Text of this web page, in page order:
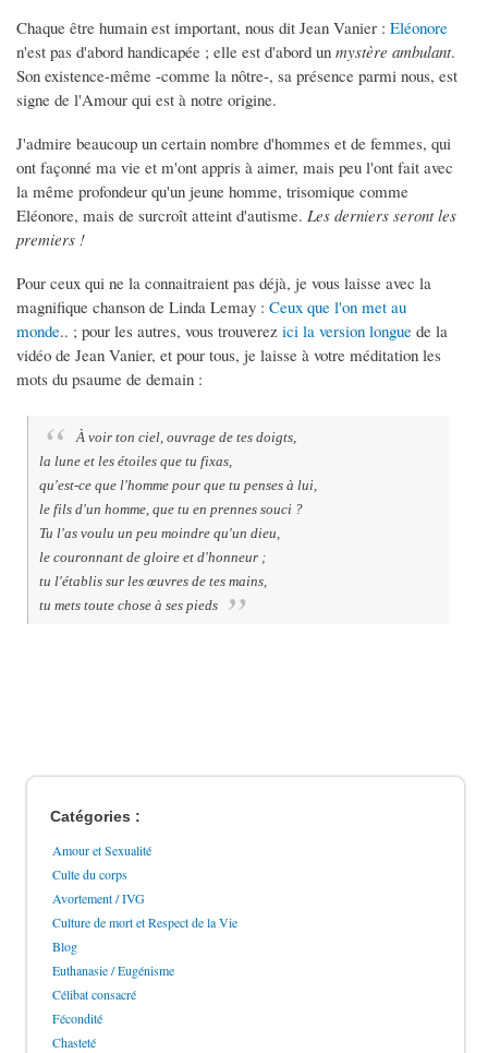
Chaque être humain est important, nous dit Jean Vanier : Eléonore
n'est pas d'abord handicapée ; elle est d'abord un mystère ambulant.
Son existence-même -comme la nôtre-, sa présence parmi nous, est
signe de l'Amour qui est à notre origine.
J'admire beaucoup un certain nombre d'hommes et de femmes, qui
ont façonné ma vie et m'ont appris à aimer, mais peu l'ont fait avec
la même profondeur qu'un jeune homme, trisomique comme
Eléonore, mais de surcroît atteint d'autisme. Les derniers seront les
premiers !
Pour ceux qui ne la connaitraient pas déjà, je vous laisse avec la
magnifique chanson de Linda Lemay : Ceux que l'on met au
monde.. ; pour les autres, vous trouverez ici la version longue de la
vidéo de Jean Vanier, et pour tous, je laisse à votre méditation les
mots du psaume de demain :
À voir ton ciel, ouvrage de tes doigts,
la lune et les étoiles que tu fixas,
qu'est-ce que l'homme pour que tu penses à lui,
le fils d'un homme, que tu en prennes souci ?
Tu l'as voulu un peu moindre qu'un dieu,
le couronnant de gloire et d'honneur ;
tu l'établis sur les œuvres de tes mains,
tu mets toute chose à ses pieds
Catégories :
Amour et Sexualité
Culte du corps
Avortement / IVG
Culture de mort et Respect de la Vie
Blog
Euthanasie / Eugénisme
Célibat consacré
Fécondité
Chasteté